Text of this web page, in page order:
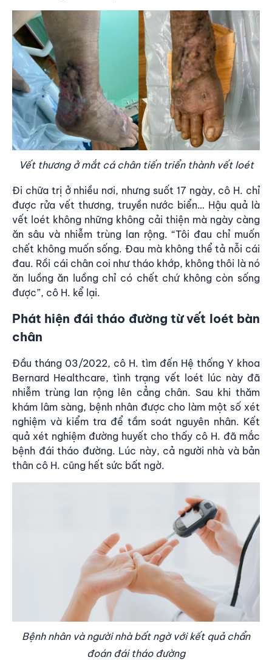
Vết thương ở mắt cá chân tiến triển thành vết loét
Đi chữa trị ở nhiều nơi, nhưng suốt 17 ngày, cô H. chỉ
được rửa vết thương, truyền nước biển… Hậu quả là
vết loét không những không cải thiện mà ngày càng
ăn sâu và nhiễm trùng lan rộng. “Tôi đau chỉ muốn
chết không muốn sống. Đau mà không thể tả nỗi cái
đau. Rồi cái chân coi như tháo khớp, không thôi là nó
ăn luồng ăn luồng chỉ có chết chứ không còn sống
được”, cô H. kể lại.
Phát hiện đái tháo đường từ vết loét bàn
chân
Đầu tháng 03/2022, cô H. tìm đến Hệ thống Y khoa
Bernard Healthcare, tình trạng vết loét lúc này đã
nhiễm trùng lan rộng lên cẳng chân. Sau khi thăm
khám lâm sàng, bệnh nhân được cho làm một số xét
nghiệm và kiểm tra để tầm soát nguyên nhân. Kết
quả xét nghiệm đường huyết cho thấy cô H. đã mắc
bệnh đái tháo đường. Lúc này, cả người nhà và bản
thân cô H. cũng hết sức bất ngờ.
Bệnh nhân và người nhà bất ngờ với kết quả chẩn
đoán đái tháo đường